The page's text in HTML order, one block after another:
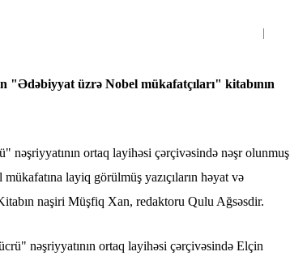
"Ədəbiyyat üzrə Nobel mükafatçıları" kitabının
ortaq layihəsi çərçivəsində nəşr olunmuş
layiq görülmüş yazıçıların həyat və
naşiri Müşfiq Xan, redaktoru Qulu Ağsəsdir.
nəşriyyatının ortaq layihəsi çərçivəsində Elçin